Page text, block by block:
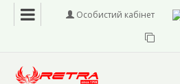
Особистий кабінет